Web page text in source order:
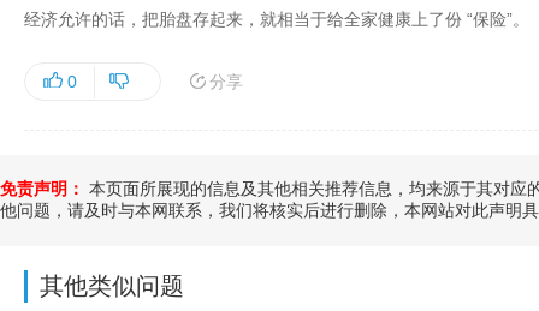
经济允许的话，把胎盘存起来，就相当于给全家健康上了份 “保险”。
0 分享
免责声明： 本页面所展现的信息及其他相关推荐信息，均来源于其对
他问题，请及时与本网联系，我们将核实后进行删除，本网站对此声明
其他类似问题